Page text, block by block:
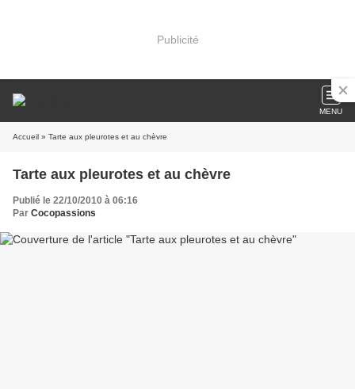
Publicité
MENU
Accueil » Tarte aux pleurotes et au chèvre
Tarte aux pleurotes et au chèvre
Publié le 22/10/2010 à 06:16
Par Cocopassions